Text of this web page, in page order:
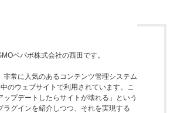
ペパボ株式会社の西田です。
非常に人気のあるコンテンツ管理システム
のウェブサイトで利用されています。こ
ップデートしたらサイトが壊れる」という
ラグインを紹介しつつ、それを実現する